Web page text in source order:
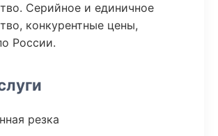
Серийное и единичное
конкурентные цены,
России.
резка